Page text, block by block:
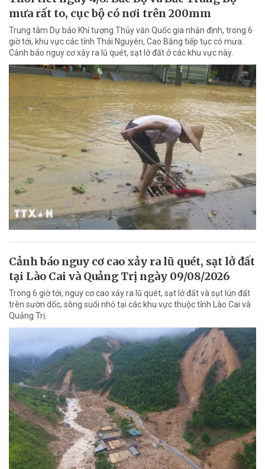
mưa rất to, cục bộ có nơi trên 200mm
Trung tâm Dự báo Khí tượng Thủy văn Quốc gia nhận định, trong 6
giờ tới, khu vực các tỉnh Thái Nguyên, Cao Bằng tiếp tục có mưa.
Cảnh báo nguy cơ xảy ra lũ quét, sạt lở đất ở các khu vực này.
Cảnh báo nguy cơ cao xảy ra lũ quét, sạt lở đất
tại Lào Cai và Quảng Trị ngày 09/08/2026
Trong 6 giờ tới, nguy cơ cao xảy ra lũ quét, sạt lở đất và sụt lún đất
trên sườn dốc, sông suối nhỏ tại các khu vực thuộc tỉnh Lào Cai và
Quảng Trị.